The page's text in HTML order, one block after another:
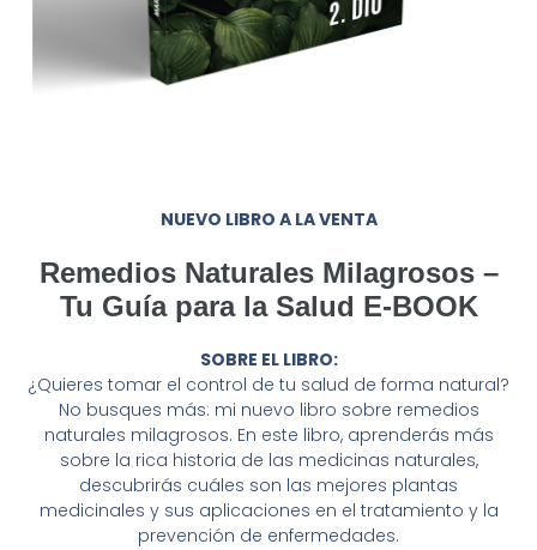
NUEVO LIBRO A LA VENTA
Remedios Naturales Milagrosos –
Tu Guía para la Salud E-BOOK
SOBRE EL LIBRO:
¿Quieres tomar el control de tu salud de forma natural?
No busques más: mi nuevo libro sobre remedios
naturales milagrosos. En este libro, aprenderás más
sobre la rica historia de las medicinas naturales,
descubrirás cuáles son las mejores plantas
medicinales y sus aplicaciones en el tratamiento y la
prevención de enfermedades.